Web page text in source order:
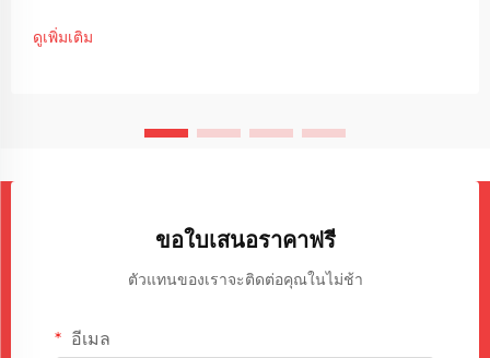
ขึ้นในฐานะโซลูชันที่เปลี่ยนเกม การใช้อุปกรณ์ขั้นสูงนี้ ...
ดูเพิ่มเติม
ขอใบเสนอราคาฟรี
ตัวแทนของเราจะติดต่อคุณในไม่ช้า
อีเมล